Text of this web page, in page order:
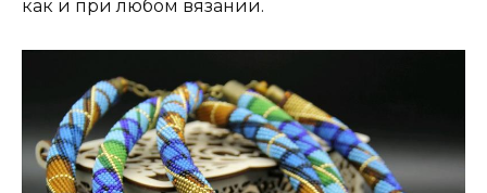
как и при любом вязании.